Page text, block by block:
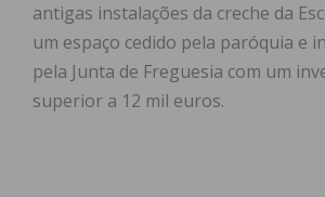
antigas instalações da creche da
um espaço cedido pela paróquia e
pela Junta de Freguesia com um
superior a 12 mil euros.